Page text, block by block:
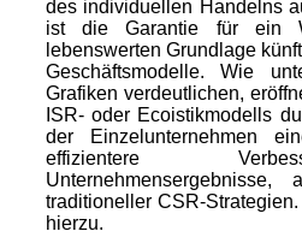
des individuellen Handelns
ist die Garantie für ein
lebenswerten Grundlage
Geschäftsmodelle. Wie
Grafiken verdeutlichen,
ISR- oder Ecoistikmodells
der Einzelunternehmen
effizientere
traditioneller CSR-Strategien.
hierzu.